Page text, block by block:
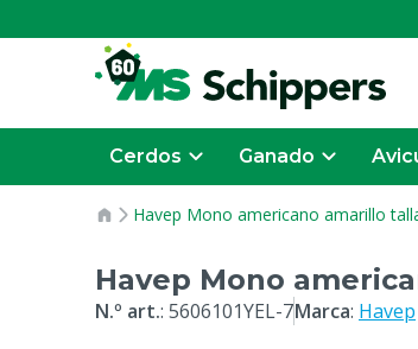
Cerdos Ganado
Havep Mono americano amarillo
Havep Mono
N.º art.: 5606101YEL-7Marca: Havep